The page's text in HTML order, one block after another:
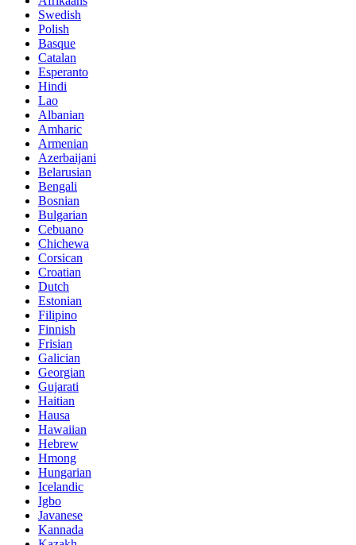
Swedish
Polish
Basque
Catalan
Esperanto
Hindi
Lao
Albanian
Amharic
Armenian
Azerbaijani
Belarusian
Bengali
Bosnian
Bulgarian
Cebuano
Chichewa
Corsican
Croatian
Dutch
Estonian
Filipino
Finnish
Frisian
Galician
Georgian
Gujarati
Haitian
Hausa
Hawaiian
Hebrew
Hmong
Hungarian
Icelandic
Igbo
Javanese
Kannada